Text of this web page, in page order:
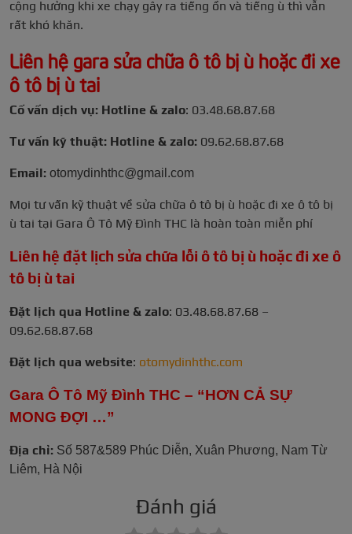
cộng hưởng khi xe chạy gây ra tiếng ồn và tiếng ù thì vẫn
rất khó khăn.
Liên hệ gara sửa chữa ô tô bị ù hoặc đi xe
ô tô bị ù tai
Cố vấn dịch vụ: Hotline & zalo: 03.48.68.87.68
Tư vấn kỹ thuật: Hotline & zalo: 09.62.68.87.68
Email: otomydinhthc@gmail.com
Mọi tư vấn kỹ thuật về sửa chữa ô tô bị ù hoặc đi xe ô tô bị
ù tai tại Gara Ô Tô Mỹ Đình THC là hoàn toàn miễn phí
Liên hệ đặt lịch sửa chữa lỗi ô tô bị ù hoặc đi xe ô
tô bị ù tai
Đặt lịch qua Hotline & zalo: 03.48.68.87.68 –
09.62.68.87.68
Đặt lịch qua website: otomydinhthc.com
Gara Ô Tô Mỹ Đình THC – “HƠN CẢ SỰ
MONG ĐỢI …”
Địa chỉ: Số 587&589 Phúc Diễn, Xuân Phương, Nam Từ
Liêm, Hà Nội
Đánh giá